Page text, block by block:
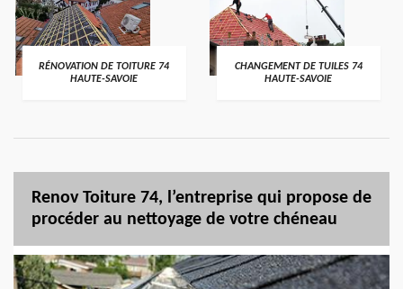
RÉNOVATION DE TOITURE 74
HAUTE-SAVOIE
CHANGEMENT DE TUILES 74
HAUTE-SAVOIE
Renov Toiture 74, l’entreprise qui propose de
procéder au nettoyage de votre chéneau